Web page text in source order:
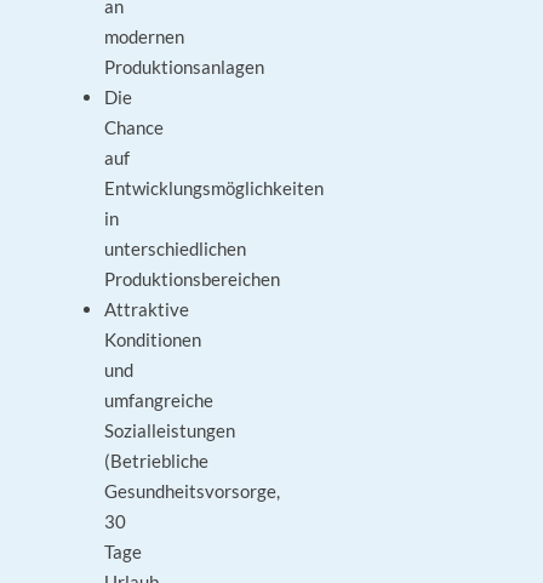
an
modernen
Produktionsanlagen
Die
Chance
auf
Entwicklungsmöglichkeiten
in
unterschiedlichen
Produktionsbereichen
Attraktive
Konditionen
und
umfangreiche
Sozialleistungen
(Betriebliche
Gesundheitsvorsorge,
30
Tage